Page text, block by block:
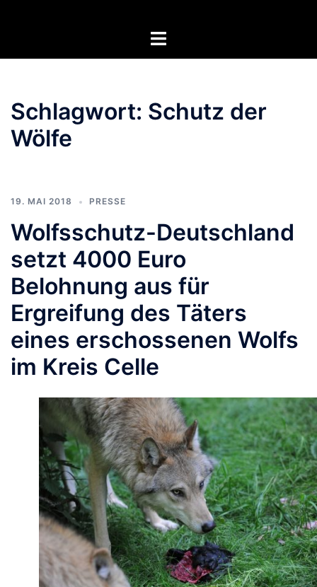
Menü
Schlagwort: Schutz der
Wölfe
19. MAI 2018 PRESSE
Wolfsschutz-Deutschland
setzt 4000 Euro
Belohnung aus für
Ergreifung des Täters
eines erschossenen Wolfs
im Kreis Celle